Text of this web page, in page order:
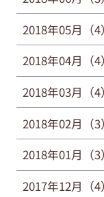
2018年05月（4）
2018年04月（4）
2018年03月（4）
2018年02月（3）
2018年01月（3）
2017年12月（4）